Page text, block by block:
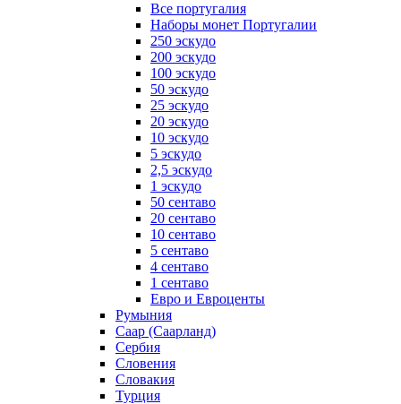
Все португалия
Наборы монет Португалии
250 эскудо
200 эскудо
100 эскудо
50 эскудо
25 эскудо
20 эскудо
10 эскудо
5 эскудо
2,5 эскудо
1 эскудо
50 сентаво
20 сентаво
10 сентаво
5 сентаво
4 сентаво
1 сентаво
Евро и Евроценты
Румыния
Саар (Саарланд)
Сербия
Словения
Словакия
Турция